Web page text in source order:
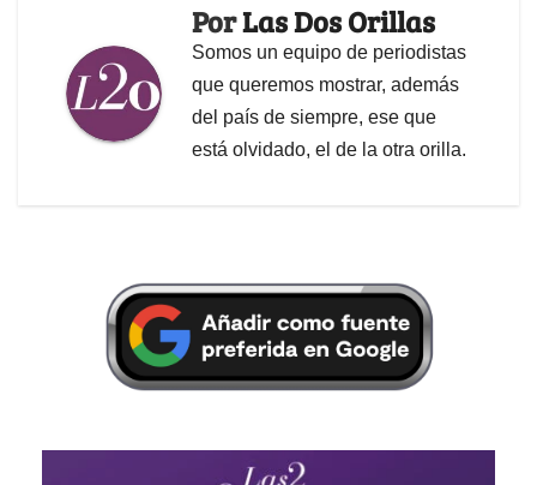
PorLas Dos Orillas
Somos un equipo de periodistas
que queremos mostrar, además
del país de siempre, ese que
está olvidado, el de la otra orilla.